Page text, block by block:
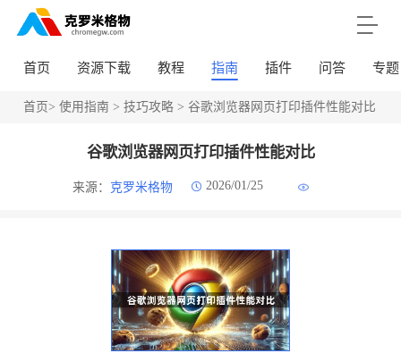
首页 资源下载 教程 指南 插件 问答 专题
首页> 使用指南 > 技巧攻略> 谷歌浏览器网页打印插件性能对比
谷歌浏览器网页打印插件性能对比
来源： 克罗米格物 2026/01/25